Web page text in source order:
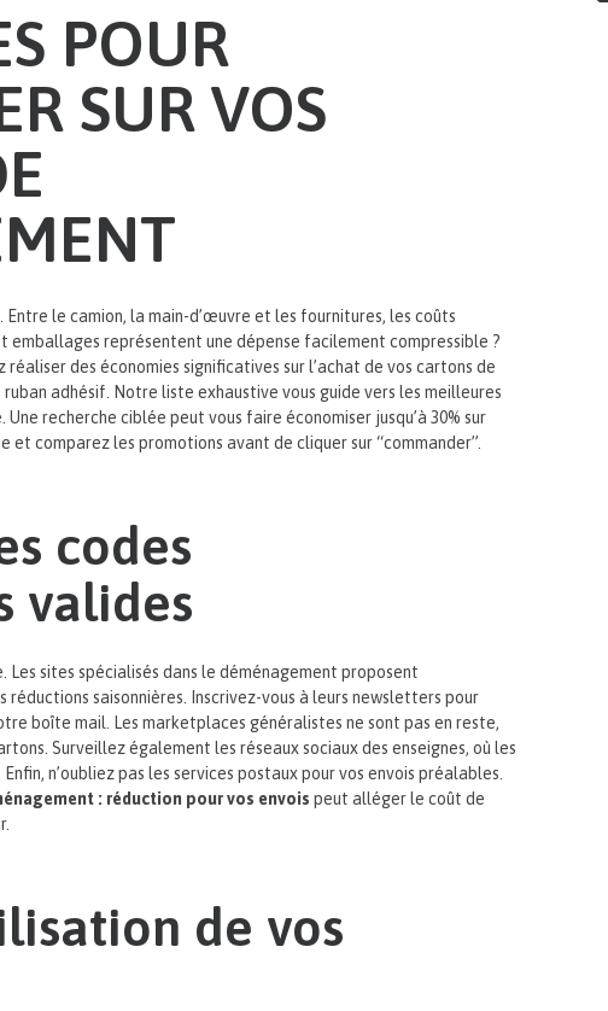
POUR
SUR VOS
le camion, la main-d’œuvre et les fournitures, les coûts
emballages représentent une dépense facilement compressible ?
des économies significatives sur l’achat de vos cartons de
adhésif. Notre liste exhaustive vous guide vers les meilleures
recherche ciblée peut vous faire économiser jusqu’à 30% sur
comparez les promotions avant de cliquer sur “commander”.
codes
valides
Les sites spécialisés dans le déménagement proposent
saisonnières. Inscrivez-vous à leurs newsletters pour
boîte mail. Les marketplaces généralistes ne sont pas en reste,
Surveillez également les réseaux sociaux des enseignes, où les
n’oubliez pas les services postaux pour vos envois préalables.
: réduction pour vos envois peut alléger le coût de
de vos